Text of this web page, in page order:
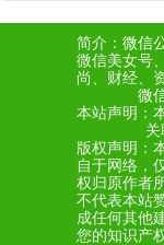
简介： 微信
微信美女号
尚、财经、
微
本站声明：
版权声明：
自于网络，
权归原作者
不代表本站
成任何其他
您的知识产